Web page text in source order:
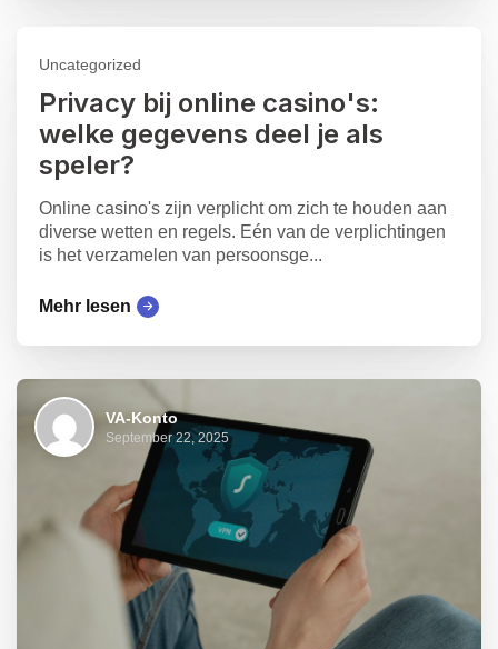
Uncategorized
Privacy bij online casino's:
welke gegevens deel je als
speler?
Online casino's zijn verplicht om zich te houden aan
diverse wetten en regels. Eén van de verplichtingen
is het verzamelen van persoonsge...
Mehr lesen
VA-Konto
September 22, 2025